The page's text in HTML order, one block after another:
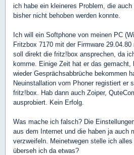
ich habe ein kleineres Problem, die
bisher nicht behoben werden konnte.
Ich will ein Softphone von meinen PC
Fritzbox 7170 mit der Firmware
soll direkt die fritz!box ansprechen, da
komme. Einige Zeit hat er das
wieder Gesprächsabbrüche bekommen
Neuinstallation vom Phoner registiert er
fritz!box. Hab dann auch Zoiper,
ausprobiert. Kein Erfolg.
Was mache ich falsch? Die
aus dem Internet und die haben ja auch
verzweifeln. Meinetwegen stelle ich
überseh ich da etwas?